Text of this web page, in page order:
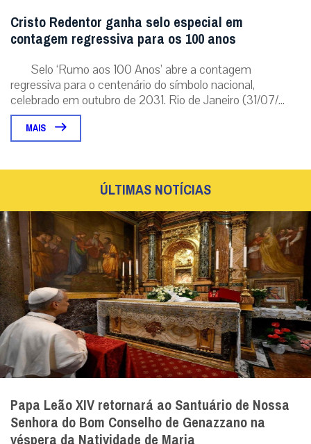
Cristo Redentor ganha selo especial em
contagem regressiva para os 100 anos
Selo ‘Rumo aos 100 Anos’ abre a contagem
regressiva para o centenário do símbolo nacional,
celebrado em outubro de 2031. Rio de Janeiro (31/07/...
MAIS
ÚLTIMAS NOTÍCIAS
Papa Leão XIV retornará ao Santuário de Nossa
Senhora do Bom Conselho de Genazzano na